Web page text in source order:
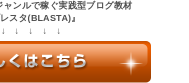
ャンルで稼ぐ実践型ブログ教材
レスタ(BLASTA)』
↓ ↓ ↓ ↓ ↓